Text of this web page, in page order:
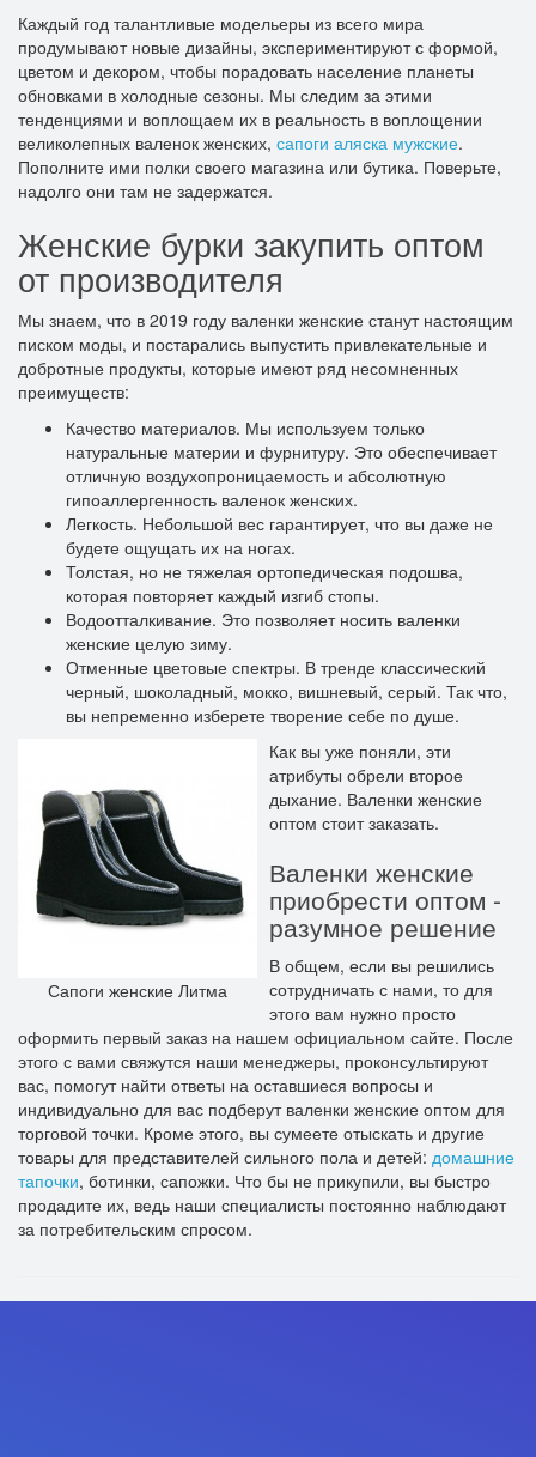
Каждый год талантливые модельеры из всего мира
продумывают новые дизайны, экспериментируют с формой,
цветом и декором, чтобы порадовать население планеты
обновками в холодные сезоны. Мы следим за этими
тенденциями и воплощаем их в реальность в воплощении
великолепных валенок женских, сапоги аляска мужские.
Пополните ими полки своего магазина или бутика. Поверьте,
надолго они там не задержатся.
Женские бурки закупить оптом
от производителя
Мы знаем, что в 2019 году валенки женские станут настоящим
писком моды, и постарались выпустить привлекательные и
добротные продукты, которые имеют ряд несомненных
преимуществ:
Качество материалов. Мы используем только
натуральные материи и фурнитуру. Это обеспечивает
отличную воздухопроницаемость и абсолютную
гипоаллергенность валенок женских.
Легкость. Небольшой вес гарантирует, что вы даже не
будете ощущать их на ногах.
Толстая, но не тяжелая ортопедическая подошва,
которая повторяет каждый изгиб стопы.
Водоотталкивание. Это позволяет носить валенки
женские целую зиму.
Отменные цветовые спектры. В тренде классический
черный, шоколадный, мокко, вишневый, серый. Так что,
вы непременно изберете творение себе по душе.
Сапоги женские Литма
Как вы уже поняли, эти
атрибуты обрели второе
дыхание. Валенки женские
оптом стоит заказать.
Валенки женские
приобрести оптом -
разумное решение
В общем, если вы решились
сотрудничать с нами, то для
этого вам нужно просто
оформить первый заказ на нашем официальном сайте. После
этого с вами свяжутся наши менеджеры, проконсультируют
вас, помогут найти ответы на оставшиеся вопросы и
индивидуально для вас подберут валенки женские оптом для
торговой точки. Кроме этого, вы сумеете отыскать и другие
товары для представителей сильного пола и детей: домашние
тапочки, ботинки, сапожки. Что бы не прикупили, вы быстро
продадите их, ведь наши специалисты постоянно наблюдают
за потребительским спросом.